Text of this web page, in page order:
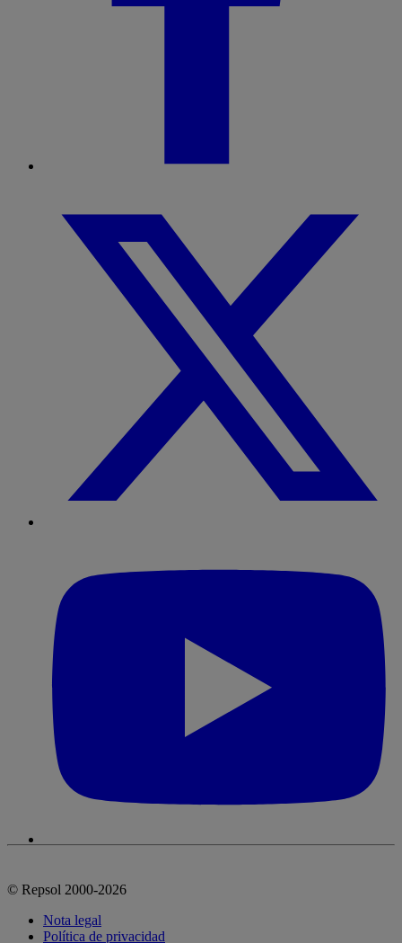
© Repsol 2000-2026
Nota legal
Política de privacidad